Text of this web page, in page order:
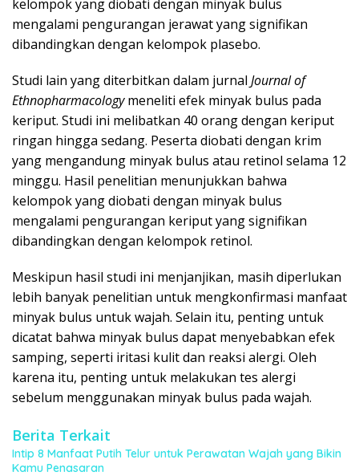
kelompok yang diobati dengan minyak bulus
mengalami pengurangan jerawat yang signifikan
dibandingkan dengan kelompok plasebo.
Studi lain yang diterbitkan dalam jurnal Journal of
Ethnopharmacologymeneliti efek minyak bulus pada
keriput. Studi ini melibatkan 40 orang dengan keriput
ringan hingga sedang. Peserta diobati dengan krim
yang mengandung minyak bulus atau retinol selama 12
minggu. Hasil penelitian menunjukkan bahwa
kelompok yang diobati dengan minyak bulus
mengalami pengurangan keriput yang signifikan
dibandingkan dengan kelompok retinol.
Meskipun hasil studi ini menjanjikan, masih diperlukan
lebih banyak penelitian untuk mengkonfirmasi manfaat
minyak bulus untuk wajah. Selain itu, penting untuk
dicatat bahwa minyak bulus dapat menyebabkan efek
samping, seperti iritasi kulit dan reaksi alergi. Oleh
karena itu, penting untuk melakukan tes alergi
sebelum menggunakan minyak bulus pada wajah.
Berita Terkait
Intip 8 Manfaat Putih Telur untuk Perawatan Wajah yang Bikin
Kamu Penasaran